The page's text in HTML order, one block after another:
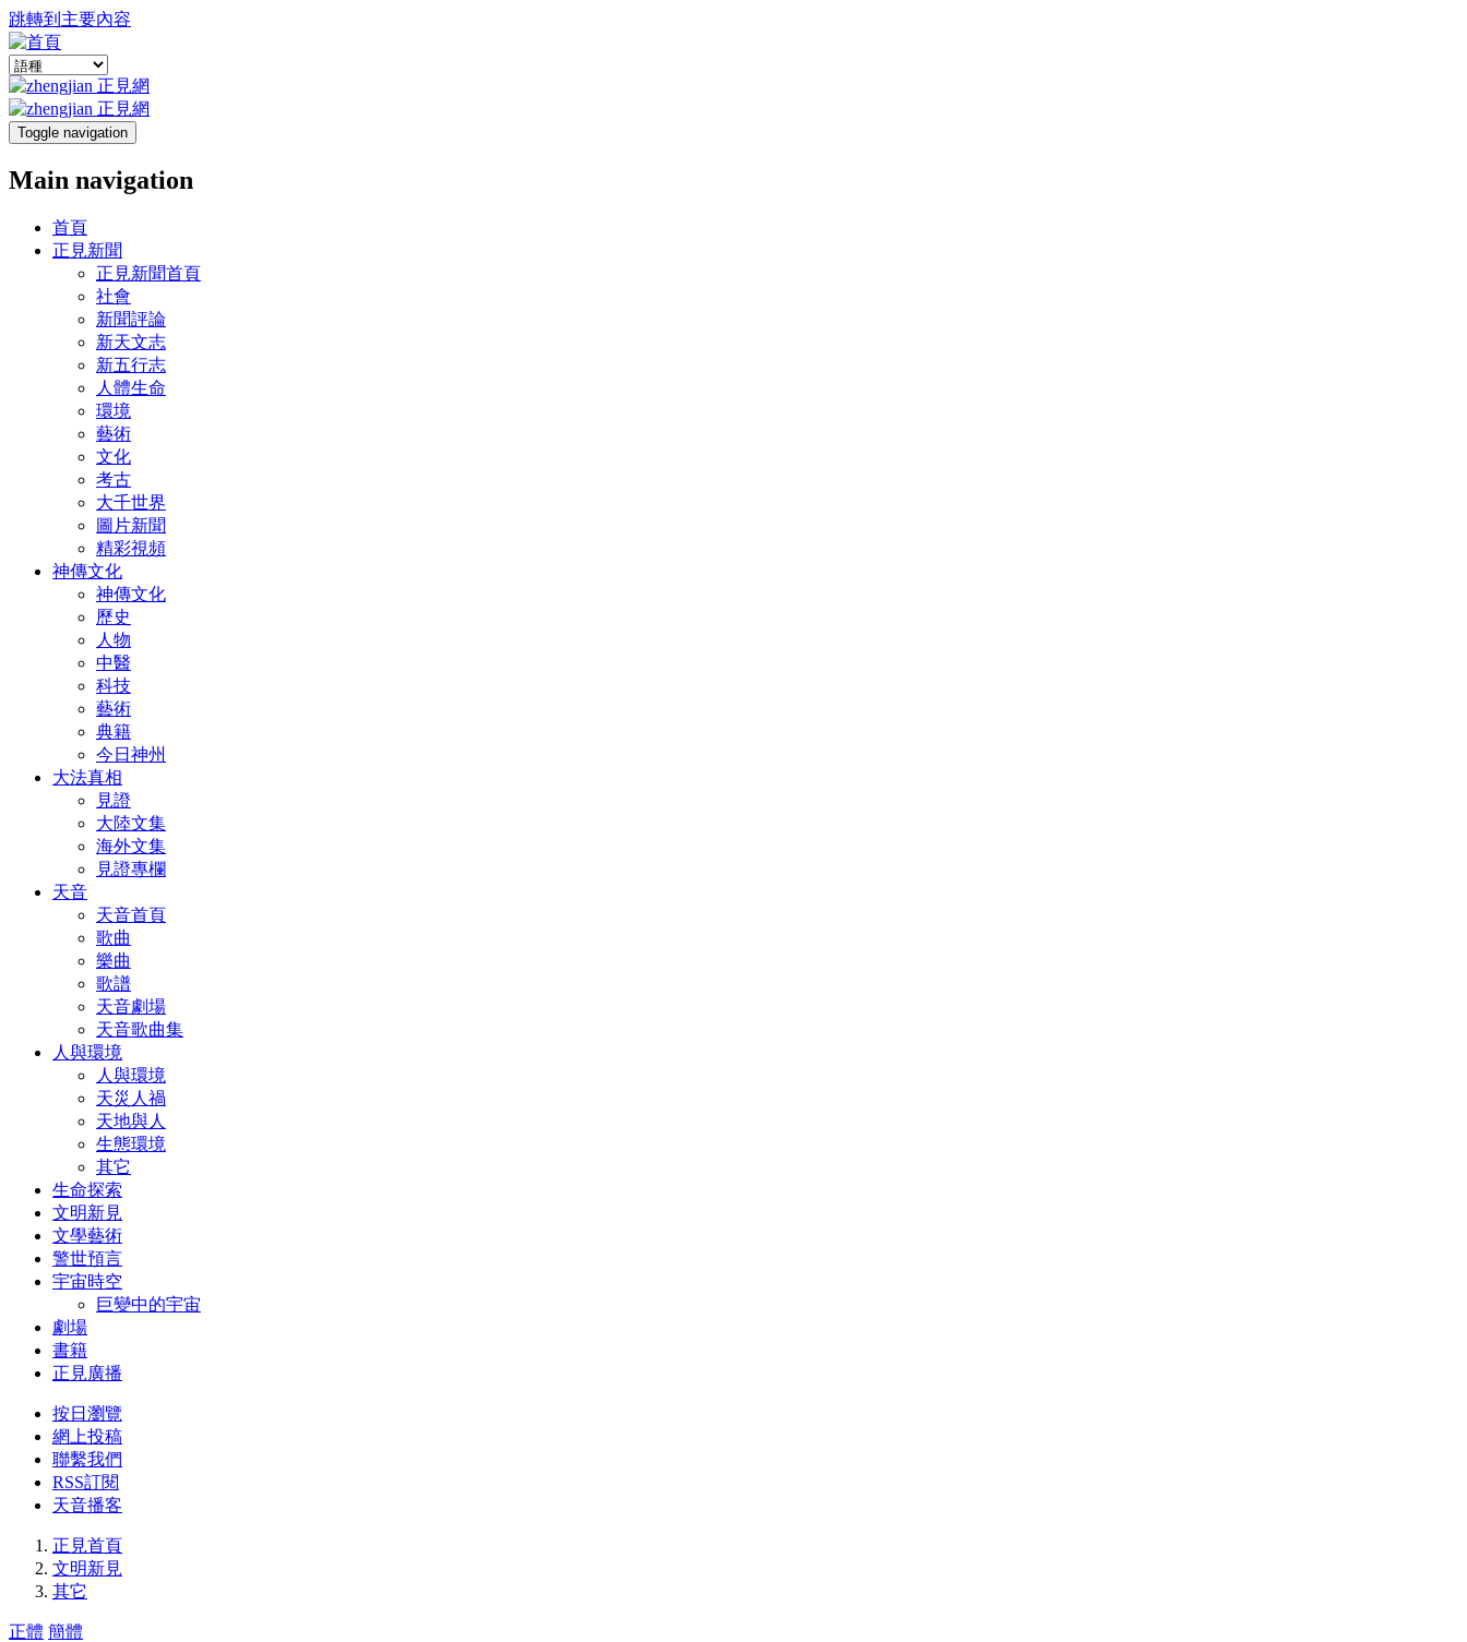
跳轉到主要內容
Toggle navigation
Main navigation
首頁
正見新聞
正見新聞首頁
社會
新聞評論
新天文志
新五行志
人體生命
環境
藝術
文化
考古
大千世界
圖片新聞
精彩視頻
神傳文化
神傳文化
歷史
人物
中醫
科技
藝術
典籍
今日神州
大法真相
見證
大陸文集
海外文集
見證專欄
天音
天音首頁
歌曲
樂曲
歌譜
天音劇場
天音歌曲集
人與環境
人與環境
天災人禍
天地與人
生態環境
其它
生命探索
文明新見
文學藝術
警世預言
宇宙時空
巨變中的宇宙
劇場
書籍
正見廣播
按日瀏覽
網上投稿
聯繫我們
RSS訂閱
天音播客
正見首頁
文明新見
其它
正體 簡體